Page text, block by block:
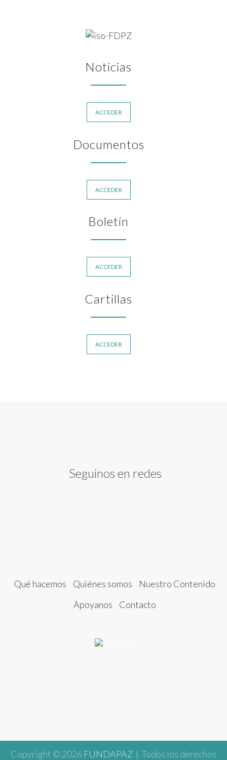
Noticias
ACCEDER
Documentos
ACCEDER
Boletín
ACCEDER
Cartillas
ACCEDER
Seguinos en redes
Qué hacemos Quiénes somos
Nuestro Contenido
Apoyanos
Contacto
Copyright © 2026 FUNDAPAZ | Todos los derechos